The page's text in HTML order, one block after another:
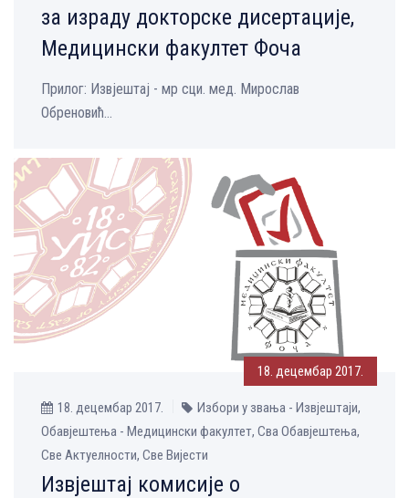
за израду докторске дисертације,
Медицински факултет Фоча
Прилог: Извјештај - мр сци. мед. Mирослав
Обреновић...
18. децембар 2017.
18. децембар 2017.
Избори у звања - Извјештаји,
Обавјештења - Медицински факултет, Сва Обавјештења,
Све Aктуелности, Све Вијести
Извјештај комисије о